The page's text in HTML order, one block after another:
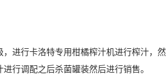
进行卡洛特专用柑橘榨汁机进行榨汁，
行调配之后杀菌罐装然后进行销售。